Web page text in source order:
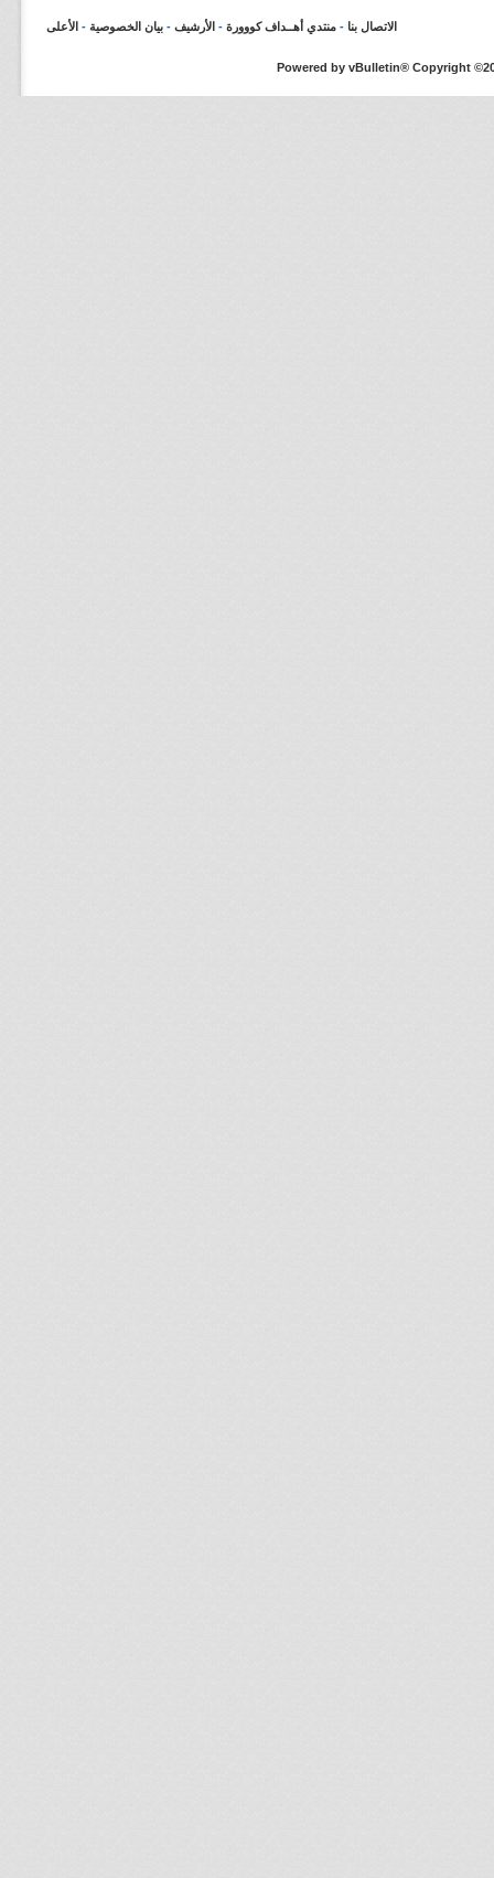
الاتصال بنا - منتدي أهــداف كووورة - الأرشيف - بيان الخصوصية - الأعلى
Powered by vBulletin® Copyright